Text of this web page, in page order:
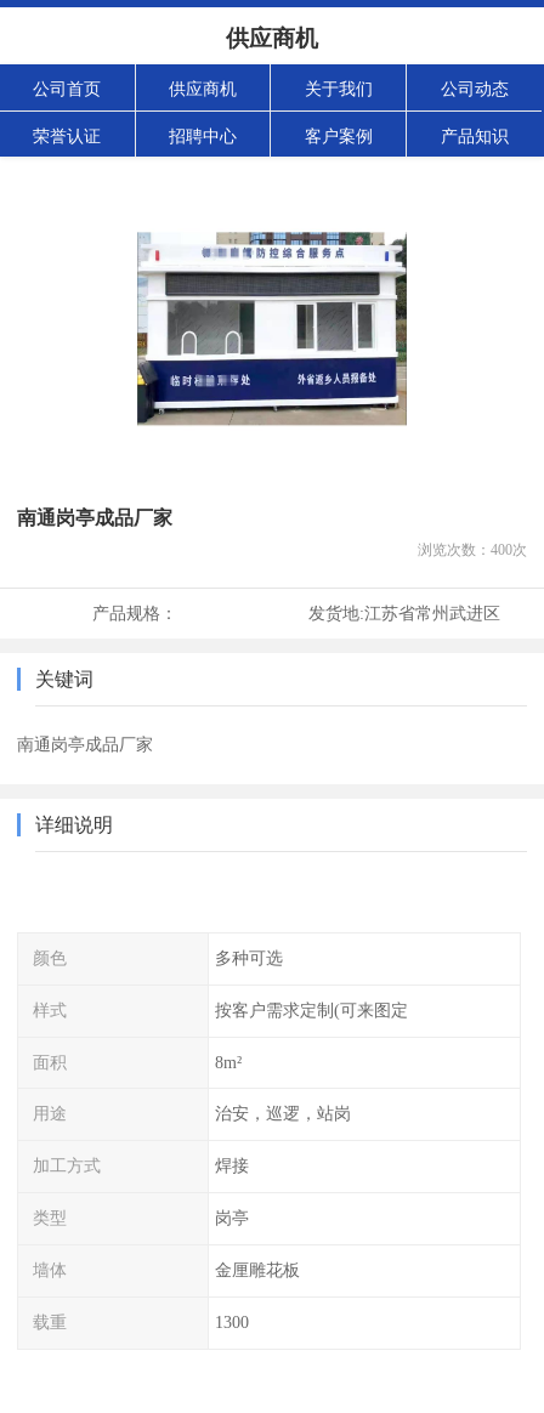
供应商机
公司首页 供应商机 关于我们 公司动态
荣誉认证 招聘中心 客户案例 产品知识
南通岗亭成品厂家
浏览次数： 400次
产品规格： 发货地:江苏省常州武进区
关键词
南通岗亭成品厂家
详细说明
颜色 多种可选
样式 按客户需求定制(可来图定
面积 8m²
用途 治安，巡逻，站岗
加工方式 焊接
类型 岗亭
墙体 金厘雕花板
载重 1300